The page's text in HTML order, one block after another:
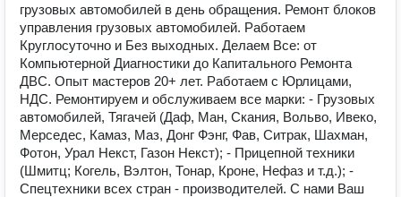
грузовых автомобилей в день обращения. Ремонт блоков
управления грузовых автомобилей. Работаем
Круглосуточно и Без выходных. Делаем Все: от
Компьютерной Диагностики до Капитального Ремонта
ДВС. Опыт мастеров 20+ лет. Работаем с Юрлицами,
НДС. Ремонтируем и обслуживаем все марки: - Грузовых
автомобилей, Тягачей (Даф, Ман, Скания, Вольво, Ивеко,
Мерседес, Камаз, Маз, Донг Фэнг, Фав, Ситрак, Шахман,
Фотон, Урал Некст, Газон Некст); - Прицепной техники
(Шмитц; Когель, Вэлтон, Тонар, Кроне, Нефаз и т.д.); -
Спецтехники всех стран - производителей. С нами Ваш